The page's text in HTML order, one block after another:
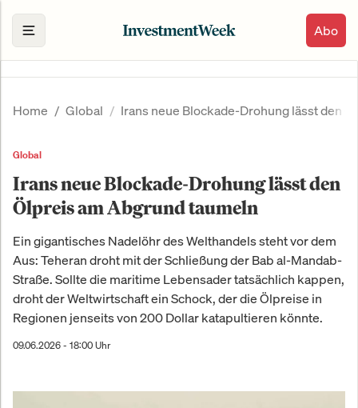
Abo
Home Global Irans neue Blockade-Drohung lässt den
Global
Irans neue Blockade-Drohung lässt den
Ölpreis am Abgrund taumeln
Ein gigantisches Nadelöhr des Welthandels steht vor dem
Aus: Teheran droht mit der Schließung der Bab al-Mandab-
Straße. Sollte die maritime Lebensader tatsächlich kappen,
droht der Weltwirtschaft ein Schock, der die Ölpreise in
Regionen jenseits von 200 Dollar katapultieren könnte.
09.06.2026 - 18:00 Uhr